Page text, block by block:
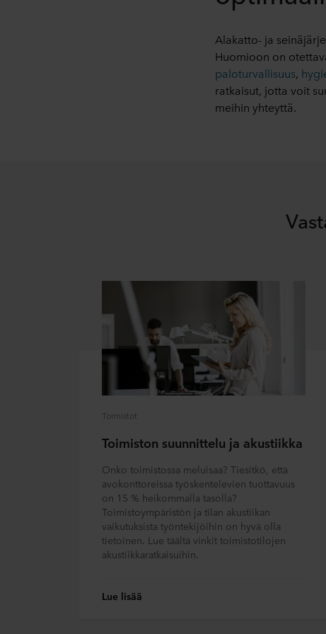
Alakatto- ja
Huomioon on
paloturvallisuus,
ratkaisut, jotta voit
meihin yhteyttä.
Toimistot
Toimiston suunnittelu ja akustiikka
Onko toimistossa meluisaa? Tiesitkö, että
avokonttoreissa työskentelevien tuottavuus
on 15 % heikommalla tasolla?
Toimistoympäristön ja tilan akustiikan
vaikutuksista työntekijöihin on hyvä olla
tietoinen. Lue täältä vinkit toimistotilojen
akustiikkaratkaisuihin.
Lue lisää